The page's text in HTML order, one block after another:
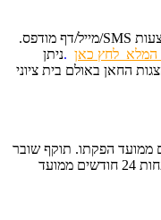
למימוש יש להציג את קוד ה-Gift Card באמצעות SMS/מייל/דף מודפס.
המלא לחץ כאן .ניתן
החאן באולם בית ציוני
הינו לכל הפחות 60 חודשים ממועד הפקתו. תוקף שובר
לרכישת מוצר או שירות מסויים יהיה לכל הפחות 24 חודשים ממועד